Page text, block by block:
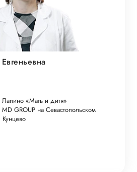
Лапино «Мать и дитя»
MD GROUP на Севастопольском